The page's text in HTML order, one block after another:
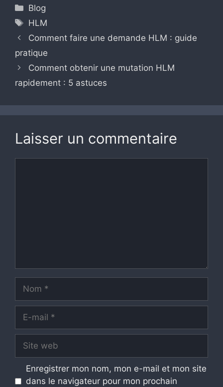
Catégories
Blog
Étiquettes
HLM
Comment faire une demande HLM : guide
pratique
Comment obtenir une mutation HLM
rapidement : 5 astuces
Laisser un commentaire
mail
web
Enregistrer mon nom, mon e-mail et mon site
dans le navigateur pour mon prochain